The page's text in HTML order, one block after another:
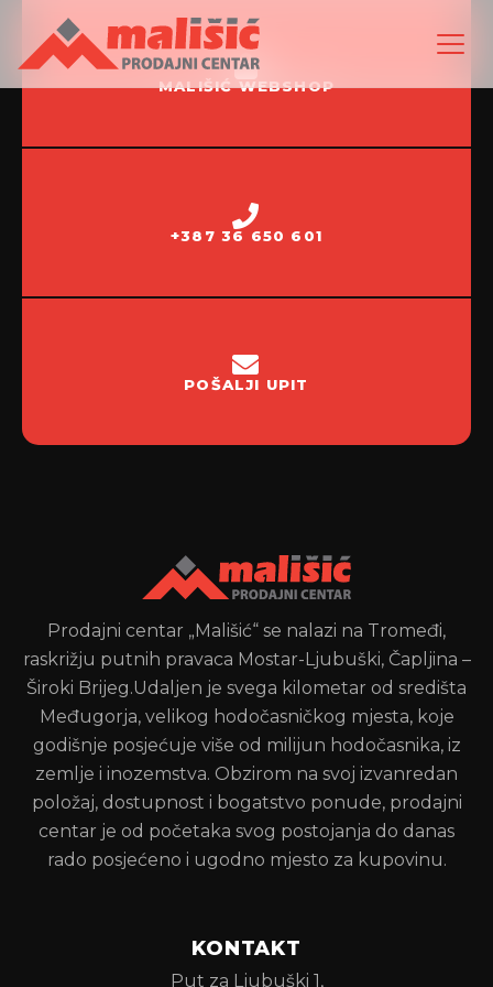
MALIŠIĆ WEBSHOP
+387 36 650 601
POŠALJI UPIT
Prodajni centar „Mališić“ se nalazi na Tromeđi,
raskrižju putnih pravaca Mostar-Ljubuški, Čapljina –
Široki Brijeg.Udaljen je svega kilometar od središta
Međugorja, velikog hodočasničkog mjesta, koje
godišnje posjećuje više od milijun hodočasnika, iz
zemlje i inozemstva. Obzirom na svoj izvanredan
položaj, dostupnost i bogatstvo ponude, prodajni
centar je od početaka svog postojanja do danas
rado posjećeno i ugodno mjesto za kupovinu.
KONTAKT
Put za Ljubuški 1,